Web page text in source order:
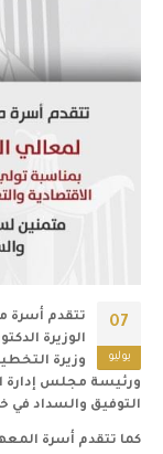
07
يوليو
تتقدم أسرة
الوزيرة
وزيرة
ورئيسة مجلس إدارة
التوفيق والسداد في
كما تتقدم أسرة